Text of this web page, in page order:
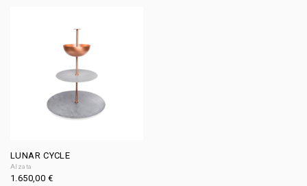
LUNAR CYCLE
Alzata
1.650,00€